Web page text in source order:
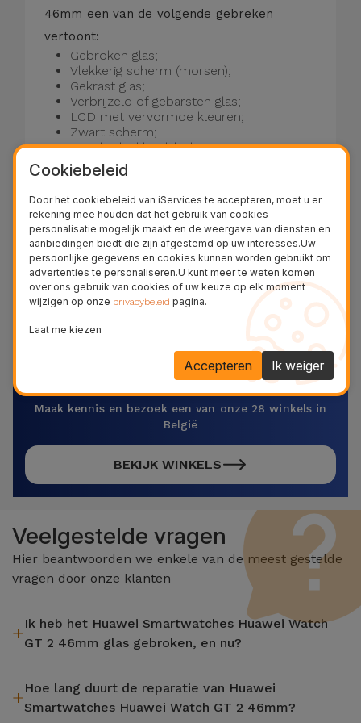
46mm een van de volgende gebreken
vertoont:
Gebroken glas;
Vlekkerig scherm (morsen);
Gekrast glas;
Verbrijzeld of gebarsten glas;
LCD met vervormde kleuren;
Zwart scherm;
Beschadigd beeldscherm;
Raak Niet-gekalibreerd of reageert niet.
Wij repareren het Huawei Watch GT 2
46mm-scherm in slechts 20 minuten. De
garantie op glasvervanging bedraagt ​​twee
jaar voor Touch- en LCD-functies.
€ 69,95 - BTW inbegrepen.
Repareer nu je apparaat!
Maak kennis en bezoek een van onze 28 winkels in
België
BEKIJK WINKELS
Veelgestelde vragen
Hier beantwoorden we enkele van de meest gestelde
vragen door onze klanten
Ik heb het Huawei Smartwatches Huawei Watch
GT 2 46mm glas gebroken, en nu?
garantie. Vind de dichtstbijzijnde winkel bij u in de buurt.
Hoe lang duurt de reparatie van Huawei
Smartwatches Huawei Watch GT 2 46mm?
Cookiebeleid
Door het cookiebeleid van iServices te accepteren, moet u er
rekening mee houden dat het gebruik van cookies
personalisatie mogelijk maakt en de weergave van diensten en
aanbiedingen biedt die zijn afgestemd op uw interesses.Uw
persoonlijke gegevens en cookies kunnen worden gebruikt om
advertenties te personaliseren.U kunt meer te weten komen
over ons gebruik van cookies of uw keuze op elk moment
wijzigen op onze privacybeleid pagina.
Laat me kiezen
Ik weiger
Accepteren